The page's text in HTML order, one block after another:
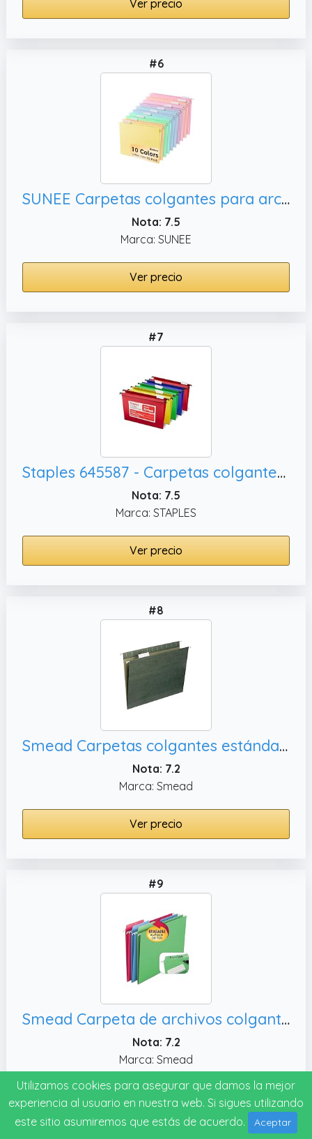
Ver precio
#6
SUNEE Carpetas colgantes para archivos, 10
Nota: 7.5
Marca: SUNEE
Ver precio
#7
Staples 645587 - Carpetas colgantes de polietileno con 5 pestañas, 20/Bx
Nota: 7.5
Marca: STAPLES
Ver precio
#8
Smead Carpetas colgantes estándar, tamaño carta (64029)
Nota: 7.2
Marca: Smead
Ver precio
#9
Smead Carpeta de archivos colgante FasTab borrable, 18 por caja (64031)
Nota: 7.2
Marca: Smead
Ver precio
Utilizamos cookies para asegurar que damos la mejor
experiencia al usuario en nuestra web. Si sigues utilizando
este sitio asumiremos que estás de acuerdo.
Aceptar